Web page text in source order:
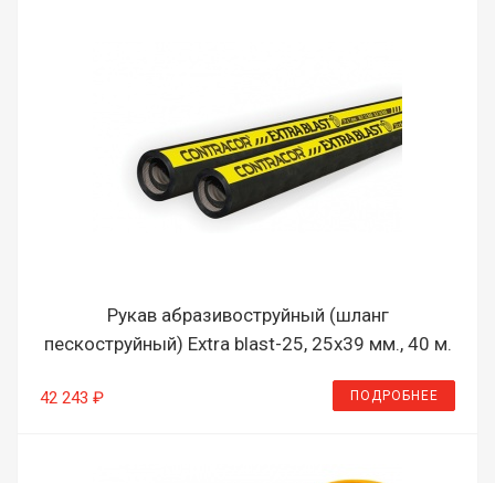
Рукав абразивоструйный (шланг
пескоструйный) Extra blast-25, 25х39 мм., 40 м.
42 243 ₽ ПОДРОБНЕЕ